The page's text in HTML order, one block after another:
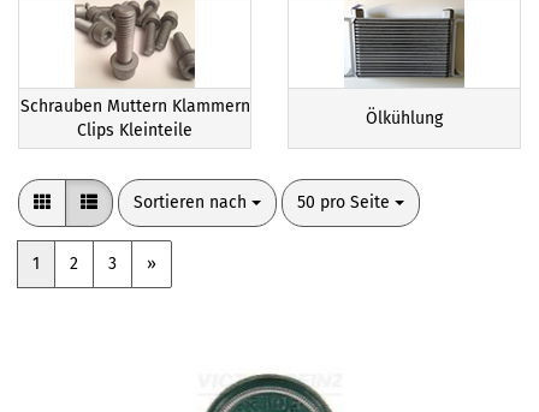
Schrauben Muttern Klammern
Clips Kleinteile
Ölkühlung
Sortieren nach
Sortieren nach 50 pro Seite
pro Seite
1 2 3 »